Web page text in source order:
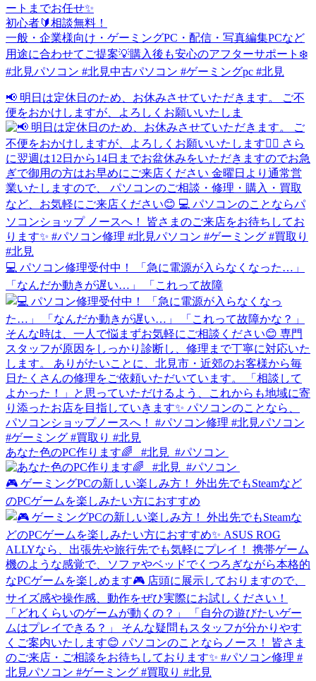
ートまでお任せ✨
初心者🔰相談無料！
一般・企業様向け・ゲーミングPC・配信・写真編集PCなど
用途に合わせてご提案💡購入後も安心のアフターサポート❄️
#北見パソコン #北見中古パソコン #ゲーミングpc #北見
📢 明日は定休日のため、お休みさせていただきます。 ご不
便をおかけしますが、よろしくお願いいたしま
💻 パソコン修理受付中！ 「急に電源が入らなくなった…」
「なんだか動きが遅い…」 「これって故障
あなた色のPC作ります🌈 ⁡⁡ ⁡ #北見⁡ ⁡ #パソコン⁡ ⁡
🎮 ゲーミングPCの新しい楽しみ方！ 外出先でもSteamなど
のPCゲームを楽しみたい方におすすめ